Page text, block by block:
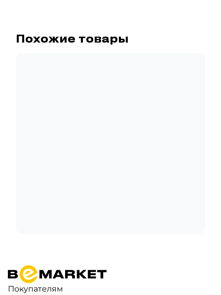
Похожие товары
Покупателям